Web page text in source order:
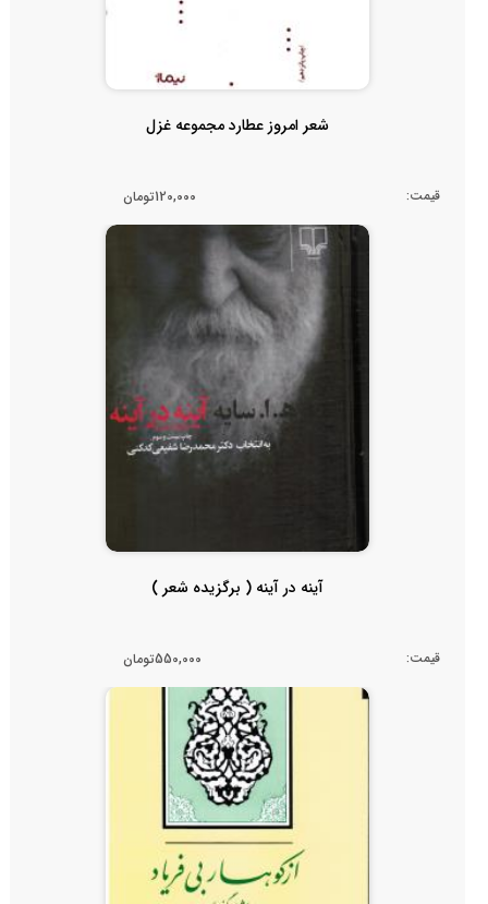
شعر امروز عطارد مجموعه غزل
قیمت: 120,000تومان
آینه در آینه ( برگزیده شعر )
قیمت: 550,000تومان